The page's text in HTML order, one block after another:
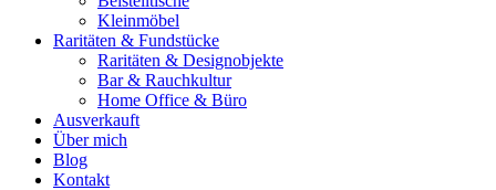
Kleinmöbel
Raritäten & Fundstücke
Raritäten & Designobjekte
Bar & Rauchkultur
Home Office & Büro
Ausverkauft
Über mich
Blog
Kontakt